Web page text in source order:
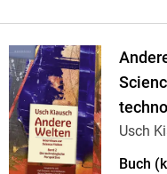
Usch
Buch